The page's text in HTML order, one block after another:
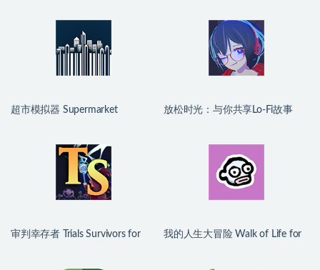
超市模拟器 Supermarket
放松时光：与你共享Lo-Fi故事
审判幸存者 Trials Survivors for
我的人生大冒险 Walk of Life for